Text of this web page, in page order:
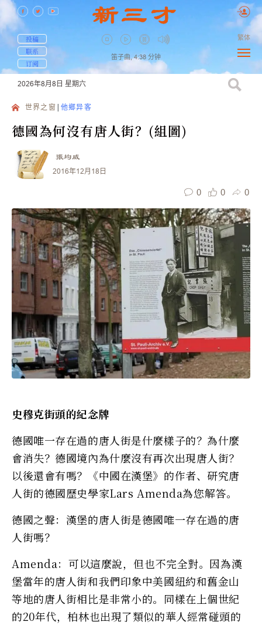
投稿
联系
订阅
笛子曲, 4:38 分钟
繁体
2026年8月8日 星期六
世界之窗 他鄉异客
德國為何沒有唐人街？(組圖)
張均威
2016年12月18日
0 0 0
史穆克街頭的紀念牌
德國唯一存在過的唐人街是什麼樣子的？為什麼
會消失？德國境內為什麼沒有再次出現唐人街？
以後還會有嗎？《中國在漢堡》的作者、研究唐
人街的德國歷史學家Lars Amenda為您解答。
德國之聲：漢堡的唐人街是德國唯一存在過的唐
人街嗎？
Amenda：可以這麼說，但也不完全對。因為漢
堡當年的唐人街和我們印象中美國紐約和舊金山
等地的唐人街相比是非常小的。同樣在上個世紀
的20年代，柏林也出現了類似的華人經常碰頭的